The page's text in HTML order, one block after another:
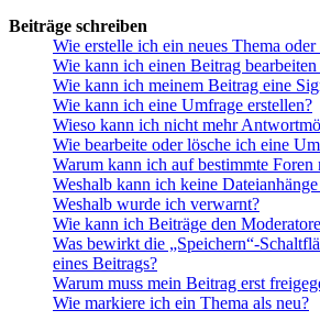
Beiträge schreiben
Wie erstelle ich ein neues Thema
Wie kann ich einen Beitrag
Wie kann ich meinem Beitrag eine
Wie kann ich eine Umfrage erstellen?
Wieso kann ich nicht mehr
Wie bearbeite oder lösche ich eine
Warum kann ich auf bestimmte Foren
Weshalb kann ich keine
Weshalb wurde ich verwarnt?
Wie kann ich Beiträge den
Was bewirkt die „Speichern“-
eines Beitrags?
Warum muss mein Beitrag erst
Wie markiere ich ein Thema als neu?